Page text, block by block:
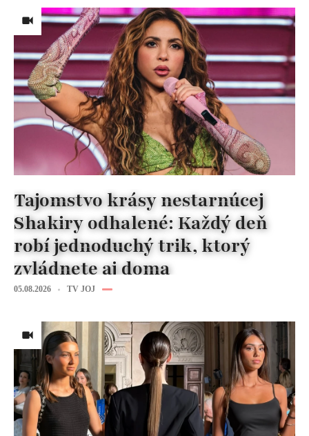
Tajomstvo krásy nestarnúcej
Shakiry odhalené: Každý deň
robí jednoduchý trik, ktorý
zvládnete aj doma
05.08.2026 TV JOJ